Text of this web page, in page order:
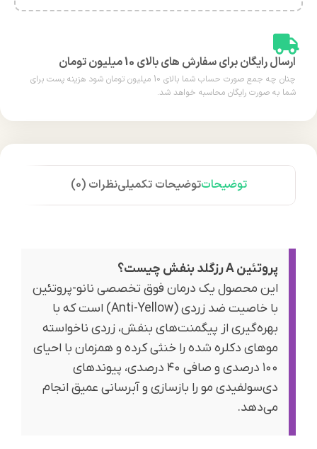
ارسال رایگان برای سفارش های بالای 10 میلیون تومان
چنان چه جمع صورت حساب شما بالای 10 میلیون تومان شود هزینه پست برای
شما به صورت رایگان محاسبه خواهد شد.
توضیحاتتوضیحات تکمیلینظرات (0)
پروتئین A رزگلد بنفش چیست؟
این محصول یک درمان فوق تخصصی نانو-پروتئین
با خاصیت ضد زردی (Anti-Yellow) است که با
بهره‌گیری از پیگمنت‌های بنفش، زردی ناخواسته
موهای دکلره شده را خنثی کرده و همزمان با احیای
۱۰۰ درصدی و صافی ۴۰ درصدی، پیوندهای
دی‌سولفیدی مو را بازسازی و آبرسانی عمیق انجام
می‌دهد.